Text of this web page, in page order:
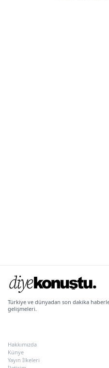
Türkiye ve dünyadan son dakika
gelişmeleri.
Hakkımızda
Künye
Yayın İlkeleri